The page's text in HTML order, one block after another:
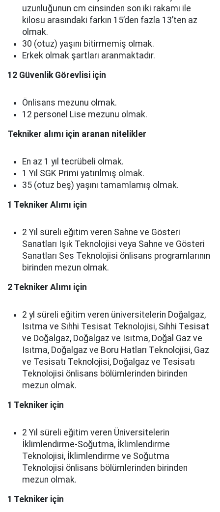
uzunluğunun cm cinsinden son iki rakamı ile
kilosu arasındaki farkın 15’den fazla 13’ten az
olmak.
30 (otuz) yaşını bitirmemiş olmak.
Erkek olmak şartları aranmaktadır.
12 Güvenlik Görevlisi için
Önlisans mezunu olmak.
12 personel Lise mezunu olmak.
Tekniker alımı için aranan nitelikler
En az 1 yıl tecrübeli olmak.
1 Yıl SGK Primi yatırılmış olmak.
35 (otuz beş) yaşını tamamlamış olmak.
1 Tekniker Alımı için
2 Yıl süreli eğitim veren Sahne ve Gösteri
Sanatları Işık Teknolojisi veya Sahne ve Gösteri
Sanatları Ses Teknolojisi önlisans programlarının
birinden mezun olmak.
2 Tekniker Alımı için
2 yl süreli eğitim veren üniversitelerin Doğalgaz,
Isıtma ve Sıhhi Tesisat Teknolojisi, Sıhhi Tesisat
ve Doğalgaz, Doğalgaz ve Isıtma, Doğal Gaz ve
Isıtma, Doğalgaz ve Boru Hatları Teknolojisi, Gaz
ve Tesisatı Teknolojisi, Doğalgaz ve Tesisatı
Teknolojisi önlisans bölümlerinden birinden
mezun olmak.
1 Tekniker için
2 Yıl süreli eğitim veren Üniversitelerin
İklimlendirme-Soğutma, İklimlendirme
Teknolojisi, İklimlendirme ve Soğutma
Teknolojisi önlisans bölümlerinden birinden
mezun olmak.
1 Tekniker için